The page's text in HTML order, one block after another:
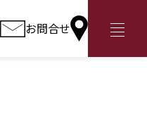
お問合せ